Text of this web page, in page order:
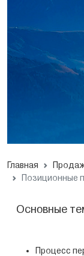
Главная
Позиционные
Основные
Процесс